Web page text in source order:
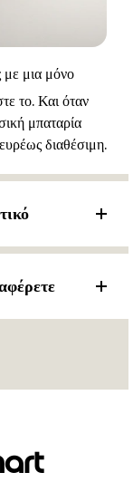
μια μόνο
το. Και όταν
μπαταρία
διαθέσιμη.